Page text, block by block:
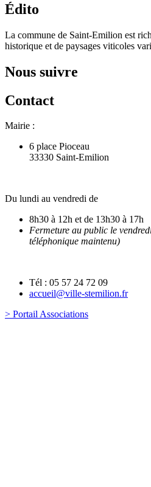
Édito
La commune de Saint-Emilion est
historique et de paysages viticoles
Nous suivre
Contact
Mairie :
6 place Pioceau
33330 Saint-Emilion
Du lundi au vendredi de
8h30 à 12h et de 13h30 à 17h
Fermeture au public le
téléphonique maintenu)
Tél : 05 57 24 72 09
accueil@ville-stemilion.fr
> Portail Associations